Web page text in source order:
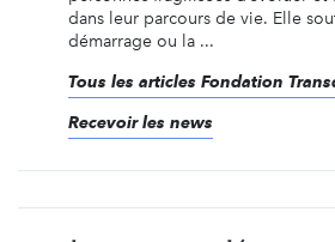
dans leur parcours de vie. Elle
démarrage ou la ...
Tous les articles Fondation
Recevoir les news